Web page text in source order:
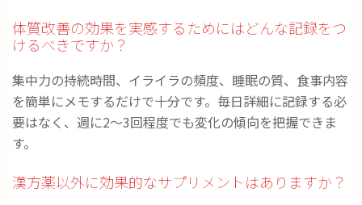
体質改善の効果を実感するためにはどんな記録をつ
けるべきですか？
集中力の持続時間、イライラの頻度、睡眠の質、食事内容
を簡単にメモするだけで十分です。毎日詳細に記録する必
要はなく、週に2～3回程度でも変化の傾向を把握できま
す。
漢方薬以外に効果的なサプリメントはありますか？